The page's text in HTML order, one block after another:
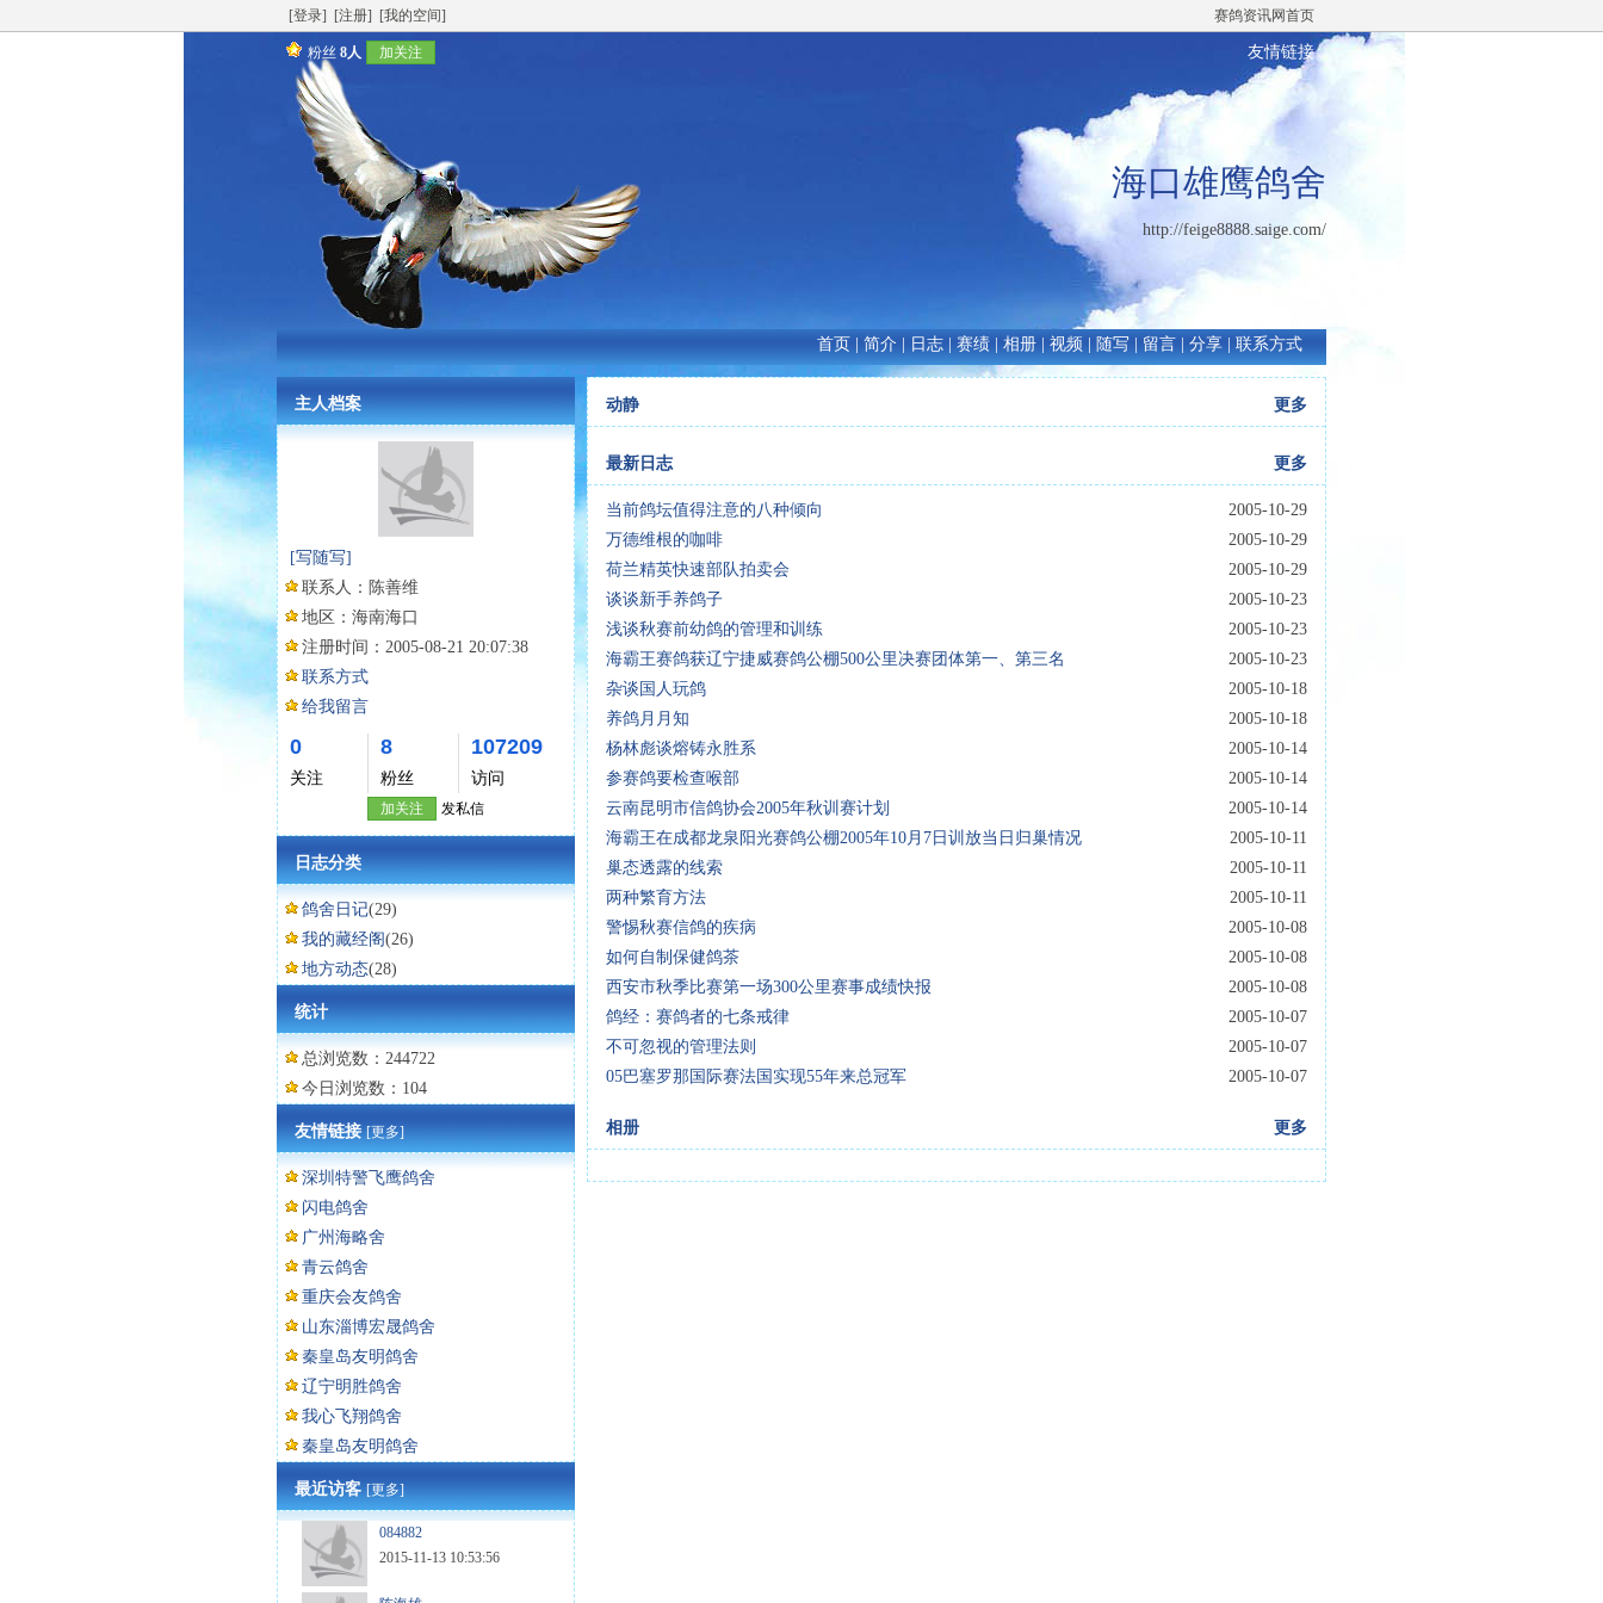
[登录] [注册] [我的空间] 赛鸽资讯网首页
粉丝 8人 加关注 友情链接
海口雄鹰鸽舍
http://feige8888.saige.com/
首页 简介 日志 赛绩 相册 视频 随写 留言 分享 联系方式
主人档案
[写随写]
联系人： 陈善维
地区： 海南海口
注册时间： 2005-08-21 20:07:38
联系方式
给我留言
0
关注
8
粉丝
107209
访问
加关注 发私信
日志分类
鸽舍日记(29)
我的藏经阁(26)
地方动态(28)
统计
总浏览数：244722
今日浏览数：104
友情链接[更多]
深圳特警飞鹰鸽舍
闪电鸽舍
广州海略舍
青云鸽舍
重庆会友鸽舍
山东淄博宏晟鸽舍
秦皇岛友明鸽舍
辽宁明胜鸽舍
我心飞翔鸽舍
秦皇岛友明鸽舍
最近访客[更多]
084882
2015-11-13 10:53:56
动静 更多
最新日志 更多
2005-10-29
当前鸽坛值得注意的八种倾向
2005-10-29
万德维根的咖啡
2005-10-29
荷兰精英快速部队拍卖会
2005-10-23
谈谈新手养鸽子
2005-10-23
浅谈秋赛前幼鸽的管理和训练
2005-10-23
海霸王赛鸽获辽宁捷威赛鸽公棚500公里决赛团体第一、第三名
2005-10-18
杂谈国人玩鸽
2005-10-18
养鸽月月知
2005-10-14
杨林彪谈熔铸永胜系
2005-10-14
参赛鸽要检查喉部
2005-10-14
云南昆明市信鸽协会2005年秋训赛计划
2005-10-11
海霸王在成都龙泉阳光赛鸽公棚2005年10月7日训放当日归巢情况
2005-10-11
巢态透露的线索
2005-10-11
两种繁育方法
2005-10-08
警惕秋赛信鸽的疾病
2005-10-08
如何自制保健鸽茶
2005-10-08
西安市秋季比赛第一场300公里赛事成绩快报
2005-10-07
鸽经：赛鸽者的七条戒律
2005-10-07
不可忽视的管理法则
2005-10-07
05巴塞罗那国际赛法国实现55年来总冠军
相册 更多